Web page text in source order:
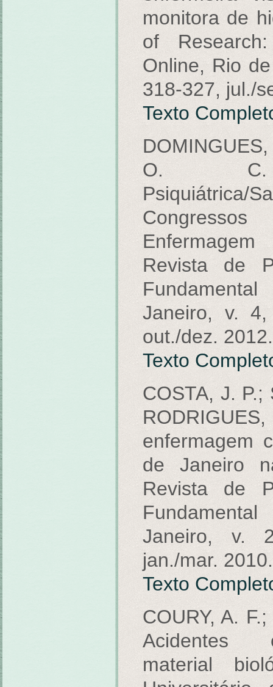
monitora de
of
Online, Rio
318-327, jul./
Texto
O. C.
Revista de
Janeiro, v.
out./dez. 2012.
Texto
COSTA, J. P.;
enfermagem
de Janeiro
Revista de
Janeiro, v.
jan./mar. 2010.
Texto
COURY, A.
Acidentes
material